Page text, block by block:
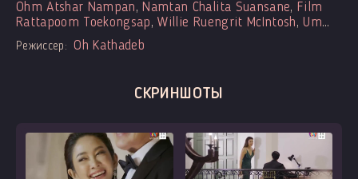
Ohm Atshar Nampan, Namtan Chalita Suansane, Film
Rattapoom Toekongsap,Willie Ruengrit McIntosh,Um
Apasiri Nitibhon, Aimee Morakot Sangtaweep
Pidsanu Nimsakul
Режиссер: Oh Kathadeb
СКРИНШОТЫ